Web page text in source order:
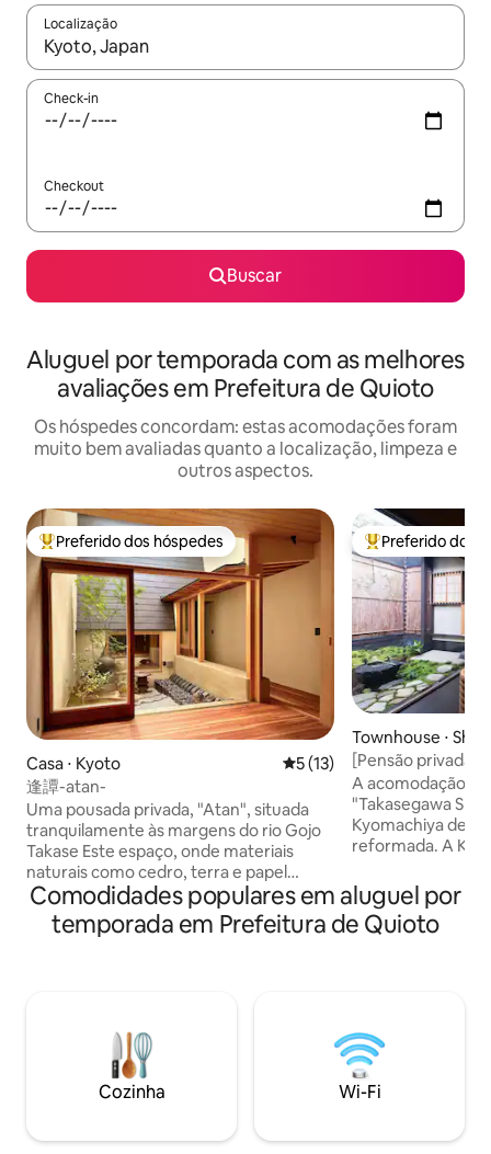
Localização
Quando os resultados estiverem disponíveis, explore-os
Check-in
Checkout
Buscar
Aluguel por temporada com as melhores
avaliações em Prefeitura de Quioto
Os hóspedes concordam: estas acomodações foram
muito bem avaliadas quanto a localização, limpeza e
outros aspectos.
Entre os melhores preferidos dos hóspedes
Preferido dos hóspedes
Casa ⋅ Kyoto 5 de uma avaliação média
5 (13)
逢譚-atan-
Uma pousada privada, "Atan", situada
tranquilamente às margens do rio Gojo
Takase Este espaço, onde materiais
naturais como cedro, terra e papel
japonês respiram silenciosamente,
mistura-se com a cidade de Quioto, mas
a passagem do tempo parece suave. Há
seu coração. Espaço e silêncio, e um
pouco de luxo. Este é um lugar para
quem quer aproveitar o tempo de não
fazer nada em vez de lotar sua agenda
suave através da porta deslizante e
Entre os
Preferido dos
Townhouse ⋅
Kyōto-shi
[Pensão privada
anos em Kyoto,
A acomodação
"Takasegawa
Kyomachiya de
reformada. A
redesenhada
desempenho de
isolamento
Do quarto em
andar, você pode
projetado à
(*um jardim que
você pode
Comodidades populares em aluguel por
temporada em Prefeitura de Quioto
Cozinha Wi-Fi